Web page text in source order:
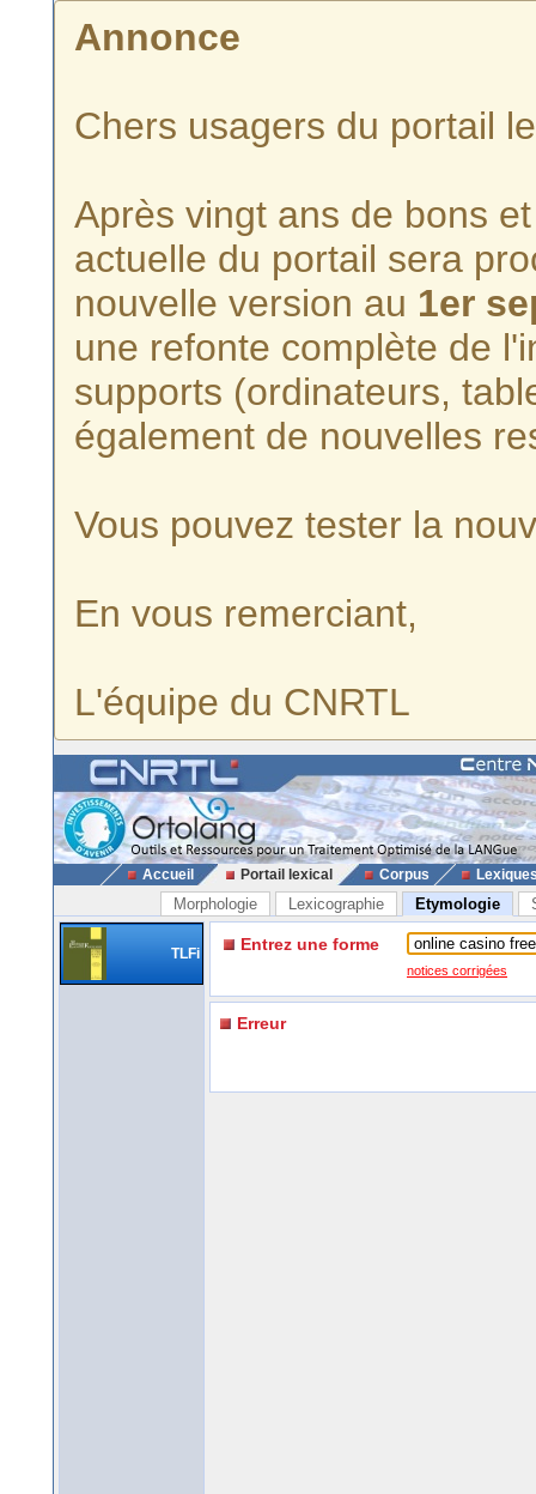
Annonce
Chers usagers du portail
Après vingt ans de bons
actuelle du portail sera
nouvelle version au 1er
une refonte complète de
supports (ordinateurs,
également de nouvelles
Vous pouvez tester la
En vous remerciant,
L'équipe du CNRTL
Accueil Portail lexical Corpus
Morphologie Lexicographie Etymologie
TLFi Entrez une forme
notices corrigées
Erreur